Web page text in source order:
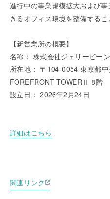
進行中の事業規模拡大および
きるオフィス環境を整備するこ
【新営業所の概要】
名称： 株式会社ジェリービー
所在地： 〒104-0054 東京都
FOREFRONT TOWERⅡ 8階
設立日： 2026年2月24日
詳細はこちら
関連リンク